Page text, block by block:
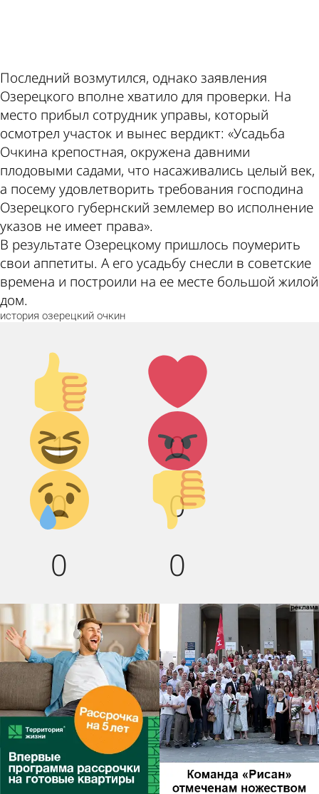
Последний возмутился, однако заявления
Озерецкого вполне хватило для проверки. На
место прибыл сотрудник управы, который
осмотрел участок и вынес вердикт: «Усадьба
Очкина крепостная, окружена давними
плодовыми садами, что насаживались целый век,
а посему удовлетворить требования господина
Озерецкого губернский землемер во исполнение
указов не имеет права».
В результате Озерецкому пришлось поумерить
свои аппетиты. А его усадьбу снесли в советские
времена и построили на ее месте большой жилой
дом.
история озерецкий очкин
Палец
вверх!
1
Лайк!
0
Дикий
смех!
0
Агрессия!
0
Грусть :(
0
Палец
вниз!
0